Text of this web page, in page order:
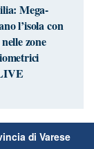
Mega-
l’isola con
zone
di Varese